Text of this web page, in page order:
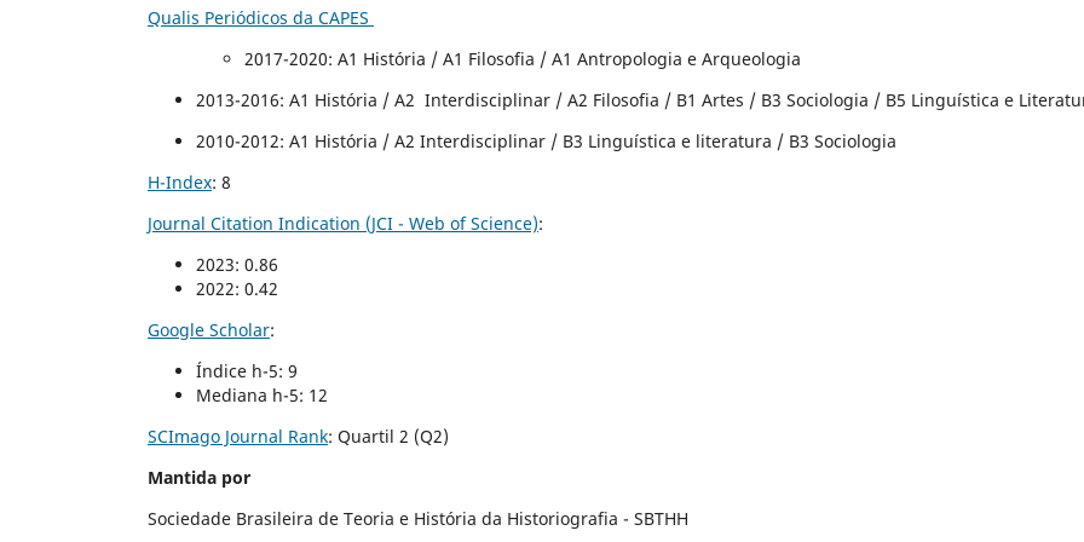
Qualis Periódicos da CAPES
2017-2020: A1 História / A1 Filosofia / A1 Antropologia e Arqueologia
2013-2016: A1 História / A2 Interdisciplinar / A2 Filosofia / B1 Artes / B3 Sociologia / B5 Linguística e
2010-2012: A1 História / A2 Interdisciplinar / B3 Linguística e literatura / B3 Sociologia
H-Index: 8
Journal Citation Indication (JCI - Web of Science):
2023: 0.86
2022: 0.42
Google Scholar:
Índice h-5: 9
Mediana h-5: 12
SCImago Journal Rank: Quartil 2 (Q2)
Mantida por
Sociedade Brasileira de Teoria e História da Historiografia - SBTHH